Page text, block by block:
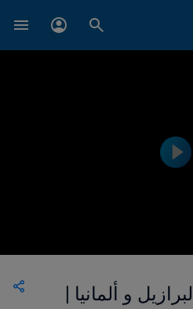
'٢٠ | البرازيل و ألمانيا |